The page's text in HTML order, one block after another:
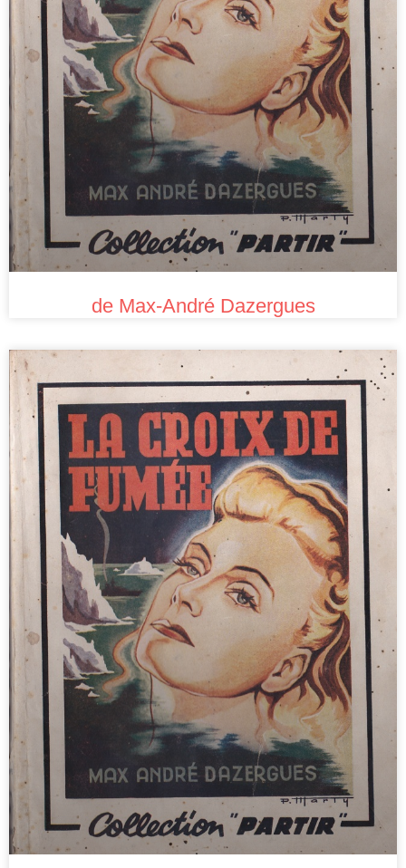
de Max-André Dazergues